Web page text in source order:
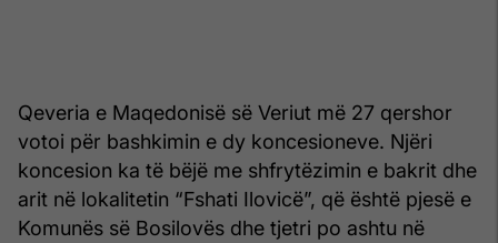
Qeveria e Maqedonisë së Veriut më 27 qershor
votoi për bashkimin e dy koncesioneve. Njëri
koncesion ka të bëjë me shfrytëzimin e bakrit dhe
arit në lokalitetin “Fshati Ilovicë”, që është pjesë e
Komunës së Bosilovës dhe tjetri po ashtu në